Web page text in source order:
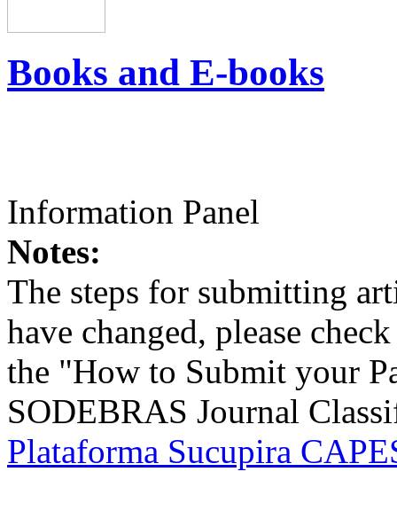
Books and E-books
Information Panel
Notes:
The steps for submitting
have changed, please
the "How to Submit your
SODEBRAS Journal
Plataforma Sucupira